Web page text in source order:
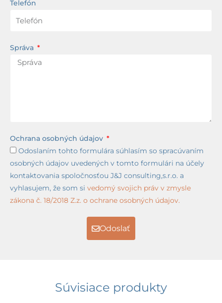
Telefón
Správa
Ochrana osobných údajov
Odoslaním tohto formulára súhlasím so spracúvaním
osobných údajov uvedených v tomto formulári na účely
kontaktovania spoločnosťou J&J consulting,s.r.o. a
vyhlasujem, že som si vedomý svojich práv v zmysle
zákona č. 18/2018 Z.z. o ochrane osobných údajov.
Odoslať
Súvisiace produkty